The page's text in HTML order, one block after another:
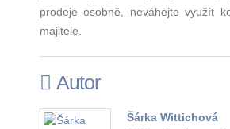
prodeje osobně, neváhejte využít
majitele.
Autor
Šárka Wittichová